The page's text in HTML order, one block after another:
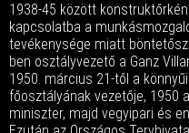
1938-45 között
kapcsolatba a
tevékenysége miatt
ben osztályvezető a Ganz
1950. március 21-től a
főosztályának vezetője, 1950
miniszter, majd vegyipari és